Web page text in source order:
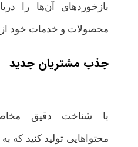
بازخوردهای آن‌ها را
محصولات و خدمات خود از
جذب مشتریان جدید
با شناخت دقیق
محتواهایی تولید کنید که